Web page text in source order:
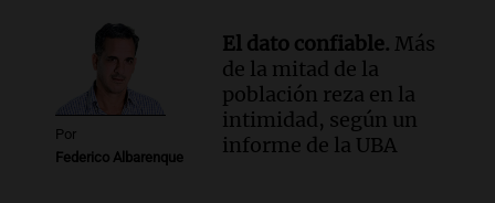
Por
Federico Albarenque
El dato confiable. Más
de la mitad de la
población reza en la
intimidad, según un
informe de la UBA